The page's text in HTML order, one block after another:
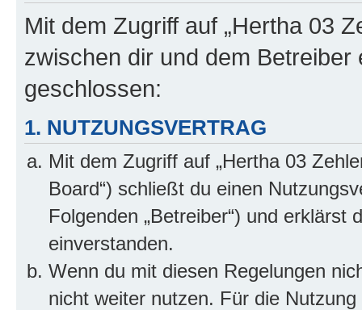
Mit dem Zugriff auf „Hertha 03
zwischen dir und dem
geschlossen:
1. NUTZUNGSVERTRAG
Mit dem Zugriff auf „Hertha 03
Board“) schließt du einen
Folgenden „Betreiber“) und
einverstanden.
Wenn du mit diesen Regelungen
nicht weiter nutzen. Für die